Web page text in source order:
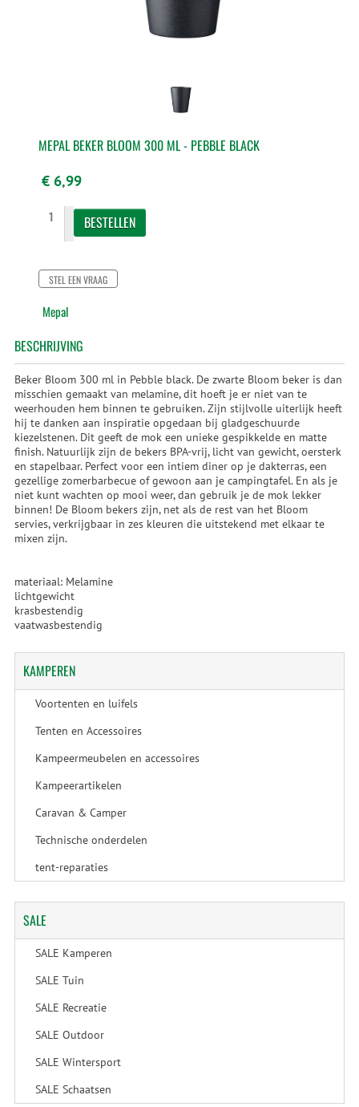
MEPAL BEKER BLOOM 300 ML - PEBBLE BLACK
€ 6,99
STEL EEN VRAAG
Mepal
BESCHRIJVING
Beker Bloom 300 ml in Pebble black. De zwarte Bloom beker is dan
misschien gemaakt van melamine, dit hoeft je er niet van te
weerhouden hem binnen te gebruiken. Zijn stijlvolle uiterlijk heeft
hij te danken aan inspiratie opgedaan bij gladgeschuurde
kiezelstenen. Dit geeft de mok een unieke gespikkelde en matte
finish. Natuurlijk zijn de bekers BPA-vrij, licht van gewicht, oersterk
en stapelbaar. Perfect voor een intiem diner op je dakterras, een
gezellige zomerbarbecue of gewoon aan je campingtafel. En als je
niet kunt wachten op mooi weer, dan gebruik je de mok lekker
binnen! De Bloom bekers zijn, net als de rest van het Bloom
servies, verkrijgbaar in zes kleuren die uitstekend met elkaar te
mixen zijn.
materiaal: Melamine
lichtgewicht
krasbestendig
vaatwasbestendig
KAMPEREN
Voortenten en luifels
Tenten en Accessoires
Kampeermeubelen en accessoires
Kampeerartikelen
Caravan & Camper
Technische onderdelen
tent-reparaties
SALE
SALE Kamperen
SALE Tuin
SALE Recreatie
SALE Outdoor
SALE Wintersport
SALE Schaatsen